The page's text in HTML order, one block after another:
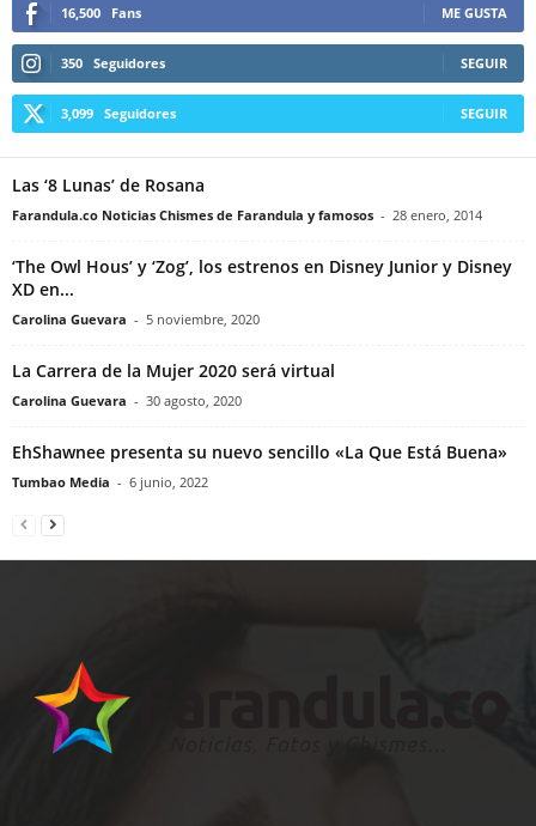
16,500 Fans ME GUSTA
350 Seguidores SEGUIR
3,099 Seguidores SEGUIR
Las ‘8 Lunas’ de Rosana
Farandula.co Noticias Chismes de Farandula y famosos - 28 enero, 2014
‘The Owl Hous’ y ‘Zog’, los estrenos en Disney Junior y Disney
XD en...
Carolina Guevara - 5 noviembre, 2020
La Carrera de la Mujer 2020 será virtual
Carolina Guevara - 30 agosto, 2020
EhShawnee presenta su nuevo sencillo «La Que Está Buena»
Tumbao Media - 6 junio, 2022